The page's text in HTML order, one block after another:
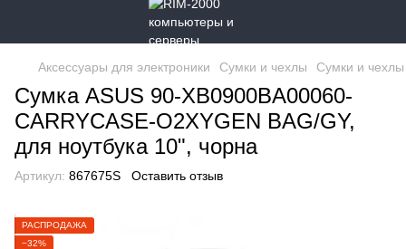
Аксессуары для электроники Сумки и чехлы Сумки и чехлы
Сумка ASUS 90-XB0900BA00060-
CARRYCASE-O2XYGEN BAG/GY,
для ноутбука 10", чорна
Артикул: 867675S Оставить отзыв
РАСПРОДАЖА
−32%